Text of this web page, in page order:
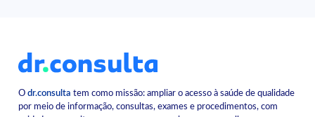
Odr.consulta tem como missão: ampliar o acesso à saúde de qualidade
por meio de informação, consultas, exames e procedimentos, com